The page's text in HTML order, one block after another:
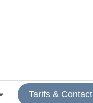
Tarifs & Contact